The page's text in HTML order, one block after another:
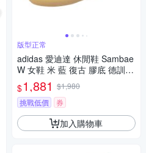
版型正常
adidas 愛迪達 休閒鞋 Sambae
W 女鞋 米 藍 復古 膠底 德訓鞋
JS3957
$1,881 $1,980
挑戰低價
券
加入購物車